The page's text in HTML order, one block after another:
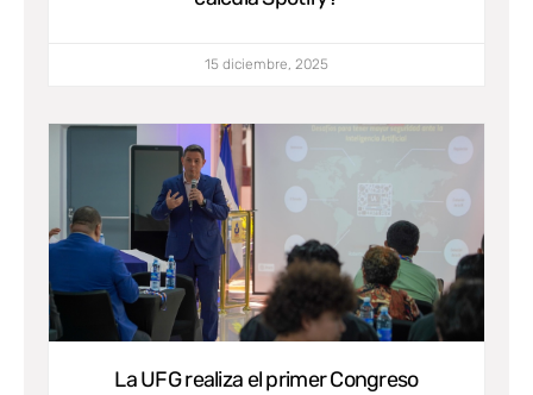
15 diciembre, 2025
La UFG realiza el primer Congreso